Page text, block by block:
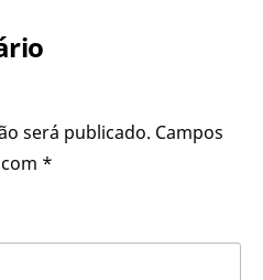
será publicado. Campos
*